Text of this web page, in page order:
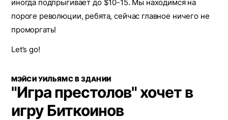
иногда подпрыгивает до $10-15. Мы находимся на
пороге революции, ребята, сейчас главное ничего не
проморгать!
Let’s go!
МЭЙСИ УИЛЬЯМС В ЗДАНИИ
"Игра престолов" хочет в
игру Биткоинов